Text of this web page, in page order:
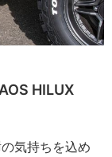
HILUX
気持ちを込め